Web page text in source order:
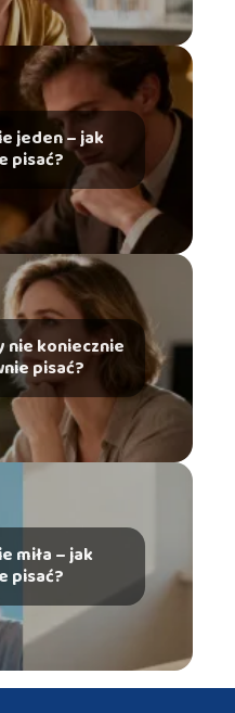
jeden – jak
pisać?
nie koniecznie
pisać?
miła – jak
pisać?